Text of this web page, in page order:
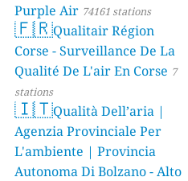
Purple Air 74161 stations
🇫🇷Qualitair Région
Corse - Surveillance De La
Qualité De L'air En Corse 7
stations
🇮🇹Qualità Dell’aria |
Agenzia Provinciale Per
L'ambiente | Provincia
Autonoma Di Bolzano - Alto